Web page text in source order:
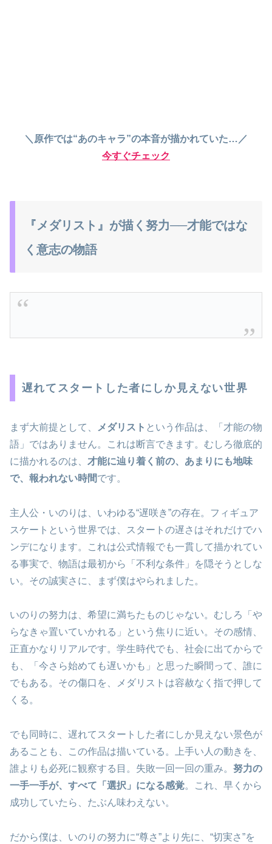
＼原作では“あのキャラ”の本音が描かれていた…／
今すぐチェック
『メダリスト』が描く努力──才能ではな
く意志の物語
遅れてスタートした者にしか見えない世界
まず大前提として、 メダリスト という作品は、「才能の物
語」ではありません。これは断言できます。むしろ徹底的
に描かれるのは、 才能に辿り着く前の、あまりにも地味
で、報われない時間です。
主人公・いのりは、いわゆる“遅咲き”の存在。フィギュア
スケートという世界では、スタートの遅さはそれだけでハ
ンデになります。これは公式情報でも一貫して描かれてい
る事実で、物語は最初から「不利な条件」を隠そうとしな
い。その誠実さに、まず僕はやられました。
いのりの努力は、希望に満ちたものじゃない。むしろ「や
らなきゃ置いていかれる」という焦りに近い。その感情、
正直かなりリアルです。学生時代でも、社会に出てからで
も、「今さら始めても遅いかも」と思った瞬間って、誰に
でもある。その傷口を、メダリストは容赦なく指で押して
くる。
でも同時に、遅れてスタートした者にしか見えない景色が
あることも、この作品は描いている。上手い人の動きを、
誰よりも必死に観察する目。失敗一回一回の重み。 努力の
一手一手が、すべて「選択」になる感覚。これ、早くから
成功していたら、たぶん味わえない。
だから僕は、いのりの努力に“尊さ”より先に、“切実さ”を